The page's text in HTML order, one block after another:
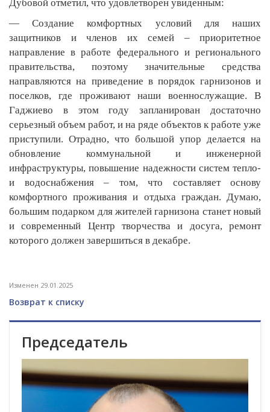
Дубовой отметил, что удовлетворен увиденным:
— Создание комфортных условий для наших
защитников и членов их семей – приоритетное
направление в работе федерального и регионального
правительства, поэтому значительные средства
направляются на приведение в порядок гарнизонов и
поселков, где проживают наши военнослужащие. В
Гаджиево в этом году запланирован достаточно
серьезный объем работ, и на ряде объектов к работе уже
приступили. Отрадно, что большой упор делается на
обновление коммунальной и инженерной
инфраструктуры, повышение надежности систем тепло-
и водоснабжения – том, что составляет основу
комфортного проживания и отдыха граждан. Думаю,
большим подарком для жителей гарнизона станет новый
и современный Центр творчества и досуга, ремонт
которого должен завершиться в декабре.
Изменен 29.01.2025
Возврат к списку
Председатель